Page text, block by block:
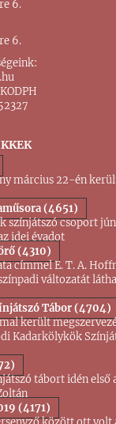
március 22-én
(4651)
színjátszó csoport
idei évadot
(4310)
címmel E. T. A.
változatát
Tábor (4704)
került
Kadarkölykök
tábort idén első
(4171)
6.
6.